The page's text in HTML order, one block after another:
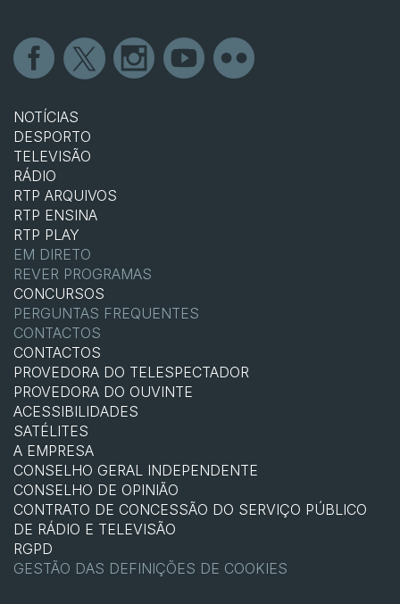
NOTÍCIAS
DESPORTO
TELEVISÃO
RÁDIO
RTP ARQUIVOS
RTP ENSINA
RTP PLAY
EM DIRETO
REVER PROGRAMAS
CONCURSOS
PERGUNTAS FREQUENTES
CONTACTOS
CONTACTOS
PROVEDORA DO TELESPECTADOR
PROVEDORA DO OUVINTE
ACESSIBILIDADES
SATÉLITES
A EMPRESA
CONSELHO GERAL INDEPENDENTE
CONSELHO DE OPINIÃO
CONTRATO DE CONCESSÃO DO SERVIÇO PÚBLICO
DE RÁDIO E TELEVISÃO
RGPD
GESTÃO DAS DEFINIÇÕES DE COOKIES